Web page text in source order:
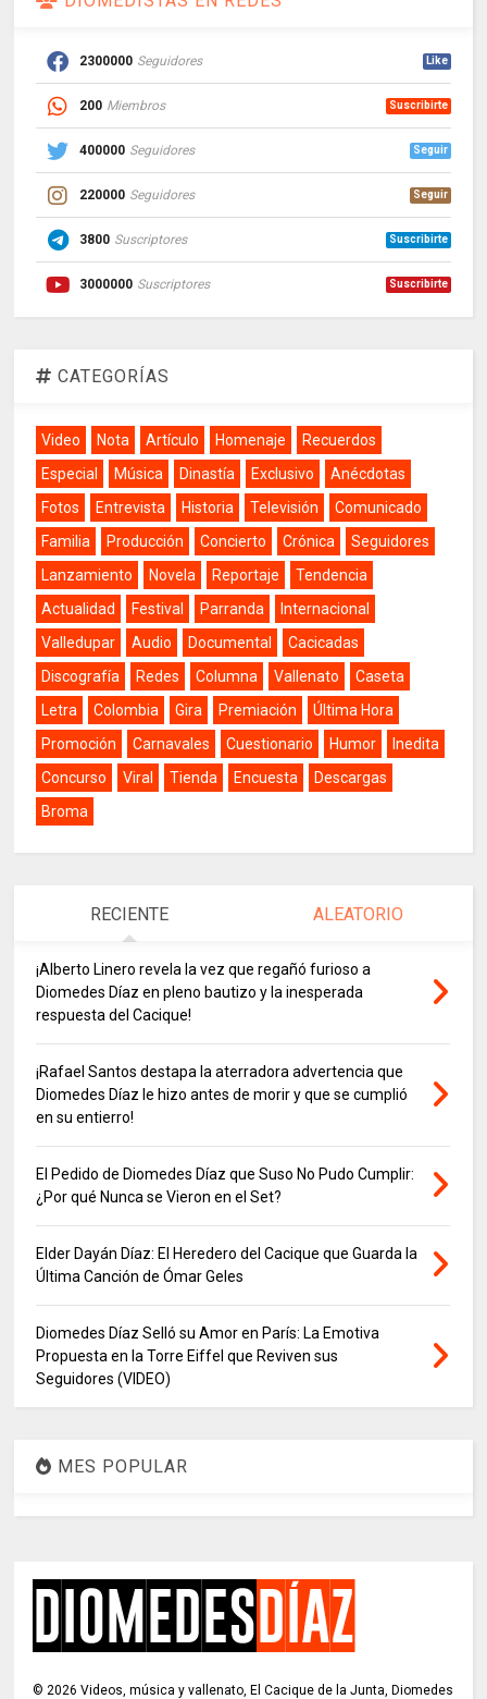
2300000 Seguidores Like
200 Miembros Suscribirte
400000 Seguidores Seguir
220000 Seguidores Seguir
3800 Suscriptores Suscribirte
3000000 Suscriptores Suscribirte
CATEGORÍAS
Video Nota Artículo Homenaje
Recuerdos
Especial
Música Dinastía Exclusivo
Anécdotas
Fotos
Entrevista Historia Televisión
Comunicado
Familia
Producción Concierto Crónica
Seguidores
Lanzamiento
Novela Reportaje
Tendencia
Actualidad
Festival Parranda
Internacional
Valledupar
Audio Documental
Cacicadas
Discografía
Redes Columna Vallenato
Caseta
Letra
Colombia Gira Premiación
Última Hora
Promoción
Carnavales Cuestionario Humor
Inedita
Concurso
Viral Tienda Encuesta
Descargas
Broma
RECIENTE ALEATORIO
¡Alberto Linero revela la vez que regañó furioso a
Diomedes Díaz en pleno bautizo y la inesperada
respuesta del Cacique!
¡Rafael Santos destapa la aterradora advertencia que
Diomedes Díaz le hizo antes de morir y que se cumplió
en su entierro!
El Pedido de Diomedes Díaz que Suso No Pudo Cumplir:
¿Por qué Nunca se Vieron en el Set?
Elder Dayán Díaz: El Heredero del Cacique que Guarda la
Última Canción de Ómar Geles
Diomedes Díaz Selló su Amor en París: La Emotiva
Propuesta en la Torre Eiffel que Reviven sus
Seguidores (VIDEO)
MES POPULAR
©2026 Videos, música y vallenato, El Cacique de la Junta, Diomedes